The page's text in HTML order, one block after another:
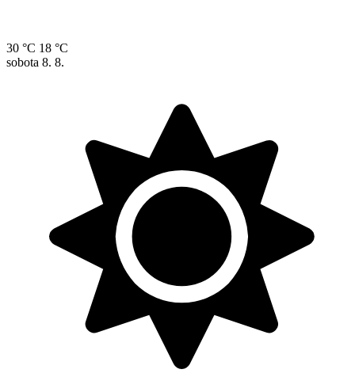
30 °C 18 °C
sobota 8. 8.